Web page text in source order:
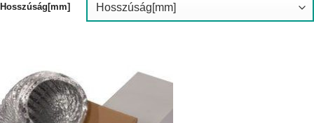
Hosszúság[mm]